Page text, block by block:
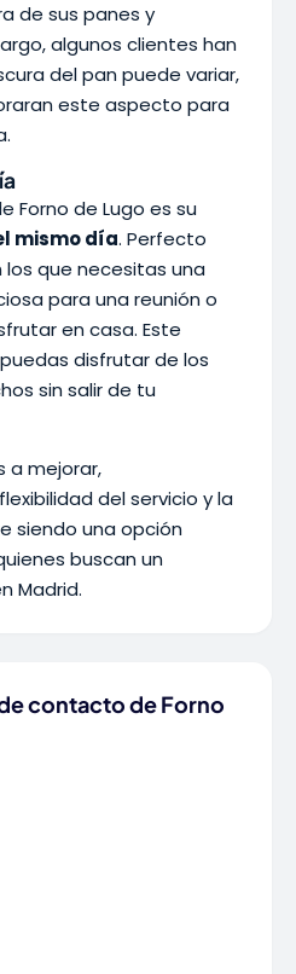
de sus panes y
algunos clientes han
del pan puede variar,
este aspecto para
Forno de Lugo es su
mismo día. Perfecto
que necesitas una
para una reunión o
en casa. Este
disfrutar de los
sin salir de tu
a mejorar,
del servicio y la
siendo una opción
buscan un
Madrid.
contacto de Forno